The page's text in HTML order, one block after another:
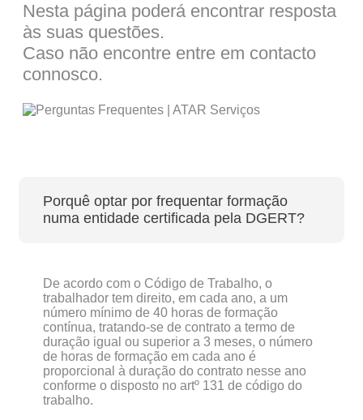
Nesta página poderá encontrar resposta
às suas questões.
Caso não encontre entre em contacto
connosco.
Porquê optar por frequentar formação
numa entidade certificada pela DGERT?
De acordo com o Código de Trabalho, o
trabalhador tem direito, em cada ano, a um
número mínimo de 40 horas de formação
contínua, tratando-se de contrato a termo de
duração igual ou superior a 3 meses, o número
de horas de formação em cada ano é
proporcional à duração do contrato nesse ano
conforme o disposto no artº 131 de código do
trabalho.